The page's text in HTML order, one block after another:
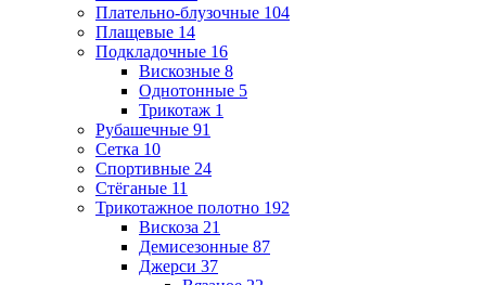
Плательно-блузочные 104
Плащевые 14
Подкладочные 16
Вискозные 8
Однотонные 5
Трикотаж 1
Рубашечные 91
Сетка 10
Спортивные 24
Стёганые 11
Трикотажное полотно 192
Вискоза 21
Демисезонные 87
Джерси 37